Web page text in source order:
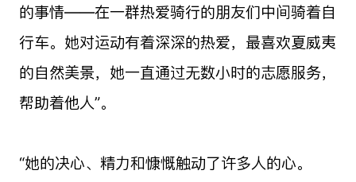
的事情——在一群热爱骑行的朋友们中间骑着自
行车。她对运动有着深深的热爱，最喜欢夏威夷
的自然美景，她一直通过无数小时的志愿服务，
帮助着他人”。
“她的决心、精力和慷慨触动了许多人的心。